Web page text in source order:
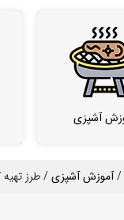
آشپزی
/آموزش آشپزی/ طرز